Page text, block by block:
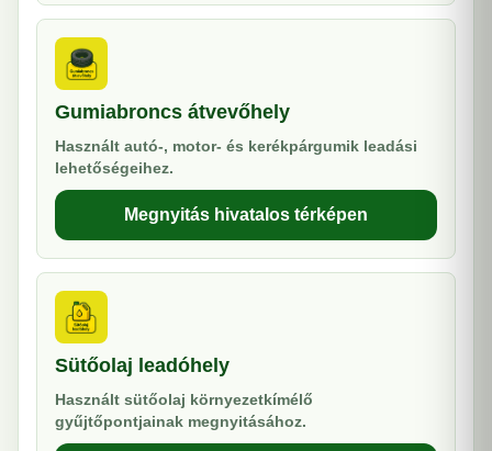
Gumiabroncs átvevőhely
Használt autó-, motor- és kerékpárgumik leadási
lehetőségeihez.
Megnyitás hivatalos térképen
Sütőolaj leadóhely
Használt sütőolaj környezetkímélő
gyűjtőpontjainak megnyitásához.